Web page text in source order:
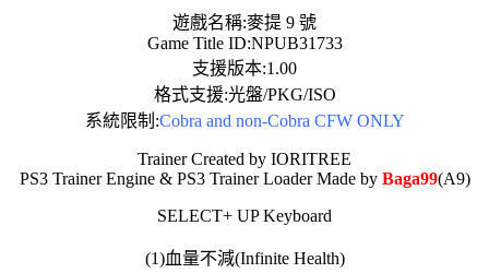
遊戲名稱:麥提 9 號
Game Title ID:NPUB31733
支援版本:1.00
格式支援:光盤/PKG/ISO
系統限制:Cobra and non-Cobra CFW ONLY
Trainer Created by IORITREE
PS3 Trainer Engine & PS3 Trainer Loader Made by Baga99(A9)
SELECT+ UP Keyboard
(1)血量不減(Infinite Health)